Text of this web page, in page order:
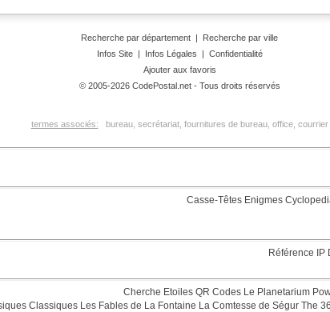
Recherche par département | Recherche par ville
Infos Site| Infos Légales | Confidentialité
Ajouter aux favoris
© 2005-2026 CodePostal.net - Tous droits réservés
termes associés: bureau, secrétariat, fournitures de bureau, office, courrier
Casse-Têtes Enigmes
Référence IP
Cherche Etoiles QR Codes Le Planetarium
Classiques Les Fables de La Fontaine La Comtesse de Ségur The